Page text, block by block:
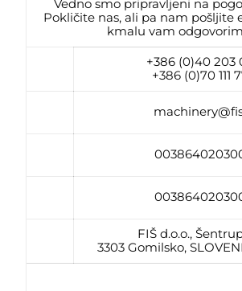
Vedno smo pripravljeni na
Pokličite nas, ali pa nam pošljite
kmalu vam
+386 (0)40 203
+386 (0)70 111
FIŠ d.o.o.,
3303 Gomilsko,